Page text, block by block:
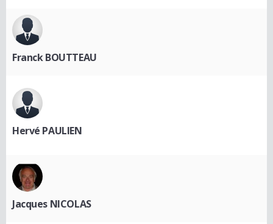
Franck BOUTTEAU
Hervé PAULIEN
Jacques NICOLAS